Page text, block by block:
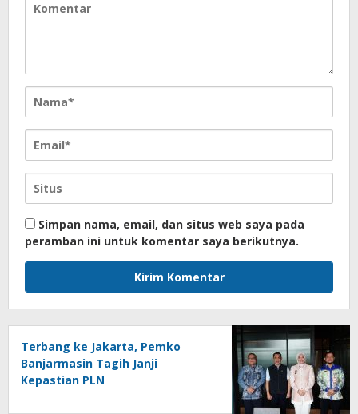
Simpan nama, email, dan situs web saya pada
peramban ini untuk komentar saya berikutnya.
Terbang ke Jakarta, Pemko
Banjarmasin Tagih Janji
Kepastian PLN